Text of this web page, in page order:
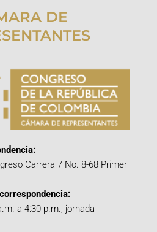
DE
Carrera 7 No. 8-68 Primer
a 4:30 p.m., jornada